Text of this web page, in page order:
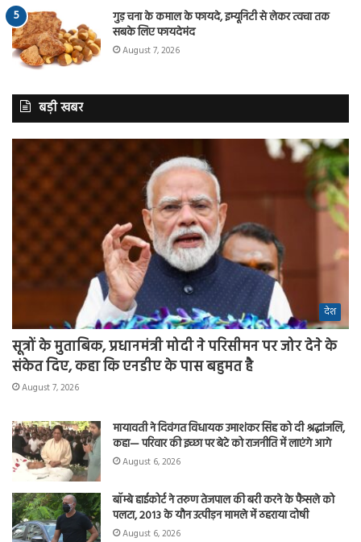
गुड़ चना के कमाल के फायदे, इम्यूनिटी से लेकर त्वचा तक
सबके लिए फायदेमंद
August 7, 2026
बड़ी खबर
देश
सूत्रों के मुताबिक, प्रधानमंत्री मोदी ने परिसीमन पर जोर देने के
संकेत दिए, कहा कि एनडीए के पास बहुमत है
August 7, 2026
मायावती ने दिवंगत विधायक उमाशंकर सिंह को दी श्रद्धांजलि,
कहा— परिवार की इच्छा पर बेटे को राजनीति में लाएंगे आगे
August 6, 2026
बॉम्बे हाईकोर्ट ने तरुण तेजपाल की बरी करने के फैसले को
पलटा, 2013 के यौन उत्पीड़न मामले में ठहराया दोषी
August 6, 2026